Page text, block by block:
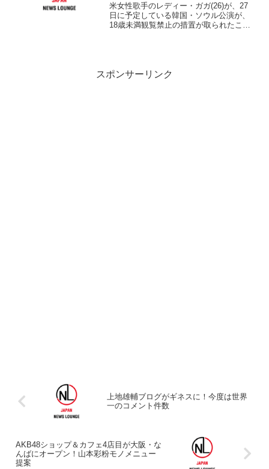
米女性歌手のレディー・ガガ(26)が、27
日に予定している韓国・ソウル公演が、
18歳未満観覧禁止の措置が取られたこと
スポンサーリンク
上地雄輔ブログがギネスに！今度は世界
一のコメント件数
AKB48ショップ＆カフェ4店目が大阪・な
んばにオープン！山本彩粉モノメニュー
提案